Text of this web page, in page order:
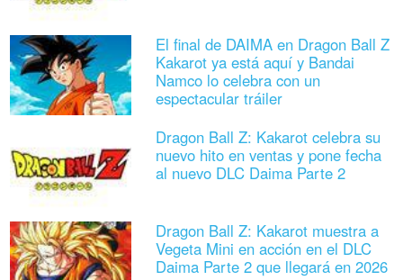
El final de DAIMA en Dragon Ball Z
Kakarot ya está aquí y Bandai
Namco lo celebra con un
espectacular tráiler
Dragon Ball Z: Kakarot celebra su
nuevo hito en ventas y pone fecha
al nuevo DLC Daima Parte 2
Dragon Ball Z: Kakarot muestra a
Vegeta Mini en acción en el DLC
Daima Parte 2 que llegará en 2026